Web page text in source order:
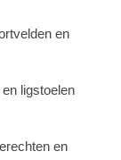
en
ligstoelen
en